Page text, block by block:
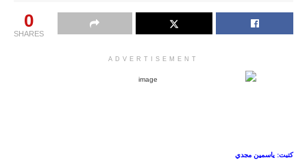
0
SHARES
ADVERTISEMENT
كتبت: ياسمين مجدي